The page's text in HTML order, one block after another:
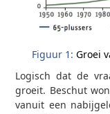
Figuur 1: Groei
Logisch dat de
groeit. Beschut
vanuit een